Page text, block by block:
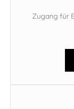
Zugang für